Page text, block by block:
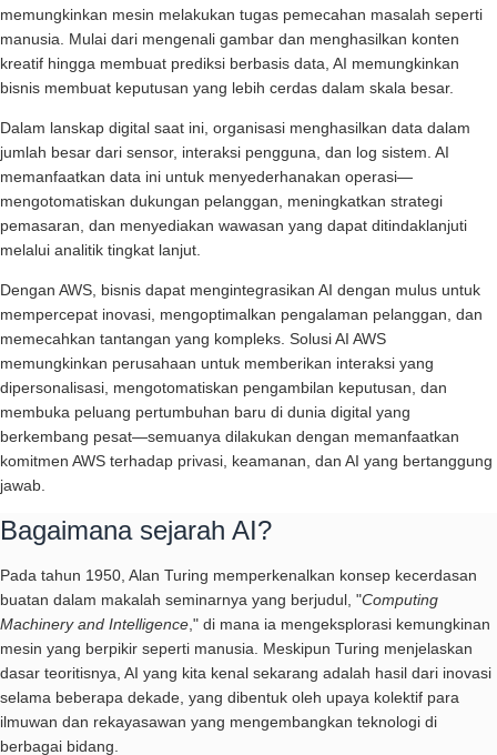
memungkinkan mesin melakukan tugas pemecahan masalah seperti
manusia. Mulai dari mengenali gambar dan menghasilkan konten
kreatif hingga membuat prediksi berbasis data, AI memungkinkan
bisnis membuat keputusan yang lebih cerdas dalam skala besar.
Dalam lanskap digital saat ini, organisasi menghasilkan data dalam
jumlah besar dari sensor, interaksi pengguna, dan log sistem. AI
memanfaatkan data ini untuk menyederhanakan operasi—
mengotomatiskan dukungan pelanggan, meningkatkan strategi
pemasaran, dan menyediakan wawasan yang dapat ditindaklanjuti
melalui analitik tingkat lanjut.
Dengan AWS, bisnis dapat mengintegrasikan AI dengan mulus untuk
mempercepat inovasi, mengoptimalkan pengalaman pelanggan, dan
memecahkan tantangan yang kompleks. Solusi AI AWS
memungkinkan perusahaan untuk memberikan interaksi yang
dipersonalisasi, mengotomatiskan pengambilan keputusan, dan
membuka peluang pertumbuhan baru di dunia digital yang
berkembang pesat—semuanya dilakukan dengan memanfaatkan
komitmen AWS terhadap privasi, keamanan, dan AI yang bertanggung
jawab.
Bagaimana sejarah AI?
Pada tahun 1950, Alan Turing memperkenalkan konsep kecerdasan
buatan dalam makalah seminarnya yang berjudul, "Computing
Machinery and Intelligence ," di mana ia mengeksplorasi kemungkinan
mesin yang berpikir seperti manusia. Meskipun Turing menjelaskan
dasar teoritisnya, AI yang kita kenal sekarang adalah hasil dari inovasi
selama beberapa dekade, yang dibentuk oleh upaya kolektif para
ilmuwan dan rekayasawan yang mengembangkan teknologi di
berbagai bidang.